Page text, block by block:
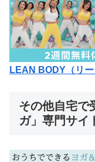
LEAN BODY（リー
その他自宅で
ガ」専門サイ